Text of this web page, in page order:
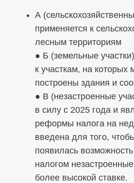
А
применяется к
лесным территориям
● Б (земельные
к участкам, на которых
построены здания и
● В (незастроенные
в силу с 2025 года и
реформы налога на
введена для того,
появилась возможность
налогом
более высокой ставке.